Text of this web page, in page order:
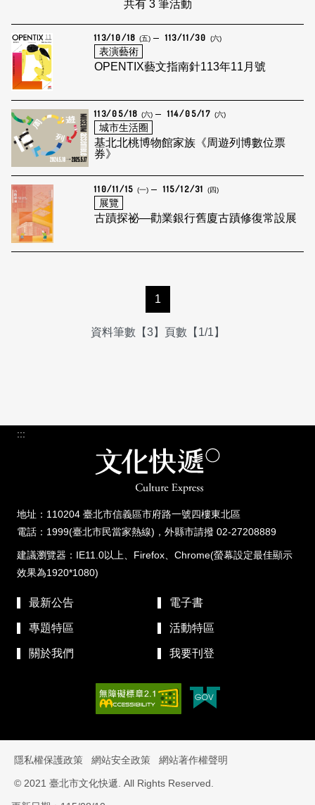
共有 3 筆活動
113/10/18 (五) 113/11/30 (六)
表演藝術
OPENTIX藝文指南針113年11月號
113/05/18 (六) 114/05/17 (六)
城市生活圈
基北北桃博物館家族《周遊列博數位票
券》
110/11/15 (一) 115/12/31 (四)
展覽
古蹟探祕—勸業銀行舊廈古蹟修復常設展
1
資料筆數【3】頁數【1/1】
:::
地址：110204 臺北市信義區市府路一號四樓東北區
電話：1999(臺北市民當家熱線)，外縣市請撥 02-27208889
建議瀏覽器：IE11.0以上、Firefox、Chrome(螢幕設定最佳顯示
效果為1920*1080)
最新公告 電子書
專題特區 活動特區
關於我們 我要刊登
隱私權保護政策 網站安全政策 網站著作權聲明
© 2021 臺北市文化快遞. All Rights Reserved.